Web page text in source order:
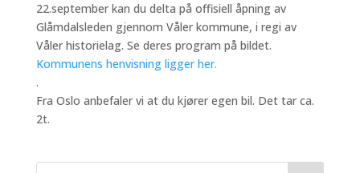
22.september kan du delta på offisiell åpning av
Glåmdalsleden gjennom Våler kommune, i regi av
Våler historielag. Se deres program på bildet.
Kommunens henvisning ligger her.
.
Fra Oslo anbefaler vi at du kjører egen bil. Det tar ca.
2t.